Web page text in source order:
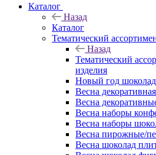
Каталог
Назад
Каталог
Тематический
Назад
Тематический
изделия
Новый год
Весна
Весна
Весна наборы
Весна наборы
Весна пирожные/
Весна шоколад